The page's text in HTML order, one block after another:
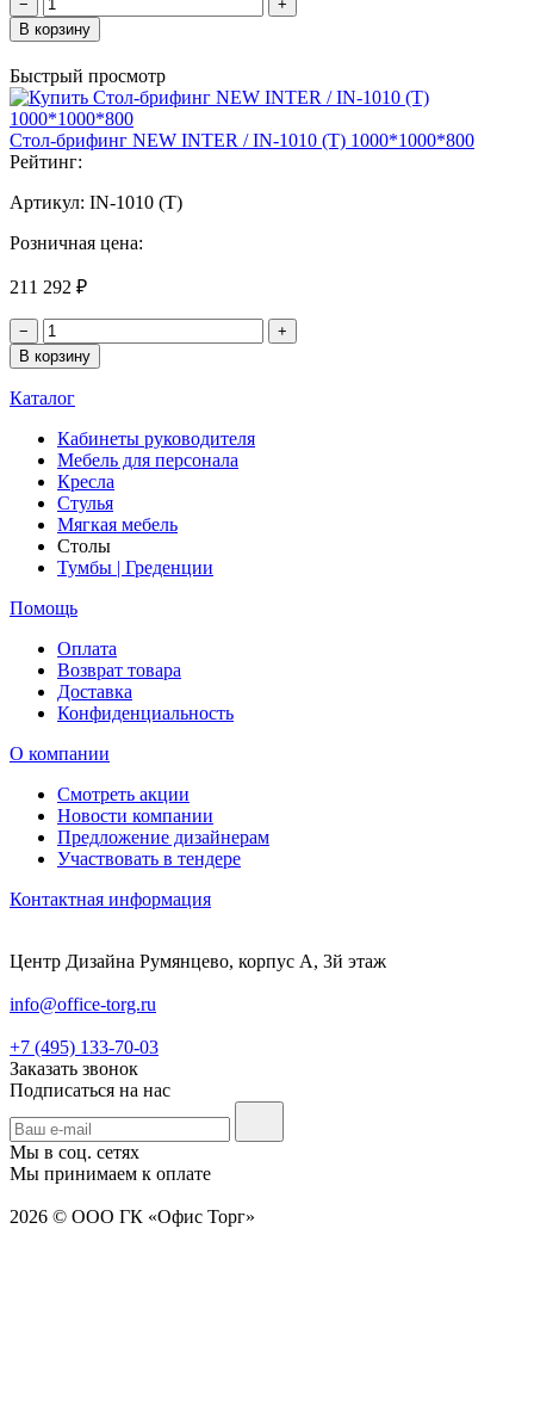
−
+
В корзину
Быстрый просмотр
Стол-брифинг NEW INTER / IN-1010 (T) 1000*1000*800
Рейтинг:
Артикул: IN-1010 (T)
Розничная цена:
211 292 ₽
−
+
В корзину
Каталог
Кабинеты руководителя
Мебель для персонала
Кресла
Стулья
Мягкая мебель
Столы
Тумбы | Греденции
Помощь
Оплата
Возврат товара
Доставка
Конфиденциальность
О компании
Смотреть акции
Новости компании
Предложение дизайнерам
Участвовать в тендере
Контактная информация
Центр Дизайна Румянцево, корпус А, 3й этаж
info@office-torg.ru
+7 (495) 133-70-03
Заказать звонок
Подписаться на нас
Мы в соц. сетях
Мы принимаем к оплате
2026 © ООО ГК «Офис Торг»